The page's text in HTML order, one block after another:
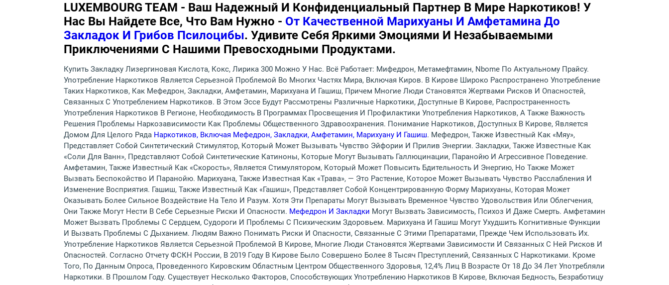
LUXEMBOURG TEAM - Ваш Надежный И Конфиденциальный Партнер В Мире Наркотиков! У
Нас Вы Найдете Все, Что Вам Нужно - От Качественной Марихуаны И Амфетамина До
Закладок И Грибов Псилоцибы. Удивите Себя Яркими Эмоциями И Незабываемыми
Приключениями С Нашими Превосходными Продуктами.
Купить Закладку Лизергиновая Кислота, Кокс, Лирика 300 Можно У Нас. Всё Работает: Мифедрон, Метамефтамин, Nbome По Актуальному Прайсу.
Употребление Наркотиков Является Серьезной Проблемой Во Многих Частях Мира, Включая Киров. В Кирове Широко Распространено Употребление
Таких Наркотиков, Как Мефедрон, Закладки, Амфетамин, Марихуана И Гашиш, Причем Многие Люди Становятся Жертвами Рисков И Опасностей,
Связанных С Употреблением Наркотиков. В Этом Эссе Будут Рассмотрены Различные Наркотики, Доступные В Кирове, Распространенность
Употребления Наркотиков В Регионе, Необходимость В Программах Просвещения И Профилактики Употребления Наркотиков, А Также Важность
Решения Проблемы Наркозависимости Как Проблемы Общественного Здравоохранения. Понимание Наркотиков, Доступных В Кирове, Является
Домом Для Целого Ряда Наркотиков, Включая Мефедрон, Закладки, Амфетамин, Марихуану И Гашиш. Мефедрон, Также Известный Как «мяу»,
Представляет Собой Синтетический Стимулятор, Который Может Вызывать Чувство Эйфории И Прилив Энергии. Закладки, Также Известные Как
«соли Для Ванн», Представляют Собой Синтетические Катиноны, Которые Могут Вызывать Галлюцинации, Паранойю И Агрессивное Поведение.
Амфетамин, Также Известный Как «скорость», Является Стимулятором, Который Может Повысить Бдительность И Энергию, Но Также Может
Вызвать Беспокойство И Паранойю. Марихуана, Также Известная Как «трава», — Это Растение, Которое Может Вызывать Чувство Расслабления И
Изменение Восприятия. Гашиш, Также Известный Как «гашиш», Представляет Собой Концентрированную Форму Марихуаны, Которая Может
Оказывать Более Сильное Воздействие На Тело И Разум. Хотя Эти Препараты Могут Вызывать Временное Чувство Удовольствия Или Облегчения,
Они Также Могут Нести В Себе Серьезные Риски И Опасности. Мефедрон И Закладки Могут Вызвать Зависимость, Психоз И Даже Смерть. Амфетамин
Может Вызвать Проблемы С Сердцем, Судороги И Проблемы С Психическим Здоровьем. Марихуана И Гашиш Могут Ухудшить Когнитивные Функции
И Вызвать Проблемы С Дыханием. Людям Важно Понимать Риски И Опасности, Связанные С Этими Препаратами, Прежде Чем Использовать Их.
Употребление Наркотиков Является Серьезной Проблемой В Кирове, Многие Люди Становятся Жертвами Зависимости И Связанных С Ней Рисков И
Опасностей. Согласно Отчету ФСКН России, В 2019 Году В Кирове Было Совершено Более 8 Тысяч Преступлений, Связанных С Наркотиками. Кроме
Того, По Данным Опроса, Проведенного Кировским Областным Центром Общественного Здоровья, 12,4% Лиц В Возрасте От 18 До 34 Лет Употребляли
Наркотики. В Прошлом Году. Существует Несколько Факторов, Способствующих Употреблению Наркотиков В Кирове, Включая Бедность, Безработицу